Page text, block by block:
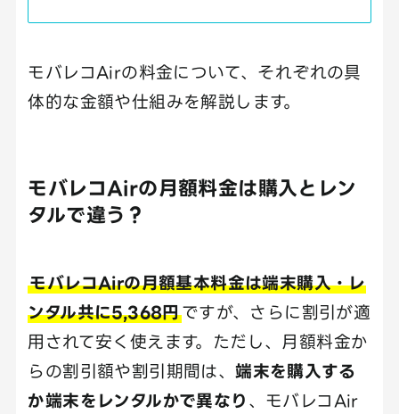
モバレコAirの料金について、それぞれの具
体的な金額や仕組みを解説します。
モバレコAirの月額料金は購入とレン
タルで違う？
モバレコAirの月額基本料金は端末購入・レ
ンタル共に5,368円ですが、さらに割引が適
用されて安く使えます。ただし、月額料金か
らの割引額や割引期間は、端末を購入する
か端末をレンタルかで異なり 、モバレコAir